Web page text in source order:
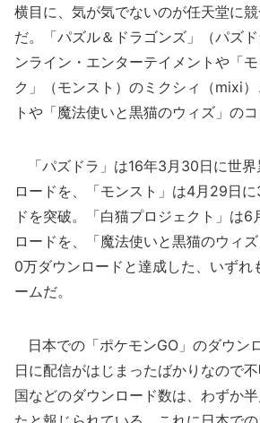
横目に、気が気でないのが任天堂に
だ。「パズル＆ドラゴンズ」（パズ
ンライン・エンターテイメントや「
ク」（モンスト）のミクシィ（mixi
トや「魔法使いと黒猫のウィズ」のコ
「パズドラ」は16年3月30日に世
ロードを、「モンスト」は4月29日
ドを突破。「白猫プロジェクト」は6
ロードを、「魔法使いと黒猫のウィ
0万ダウンロードと達成した、いずれ
ームだ。
日本での「ポケモンGO」のダウン
日に配信がはじまったばかりなので
国などのダウンロード数は、わずか